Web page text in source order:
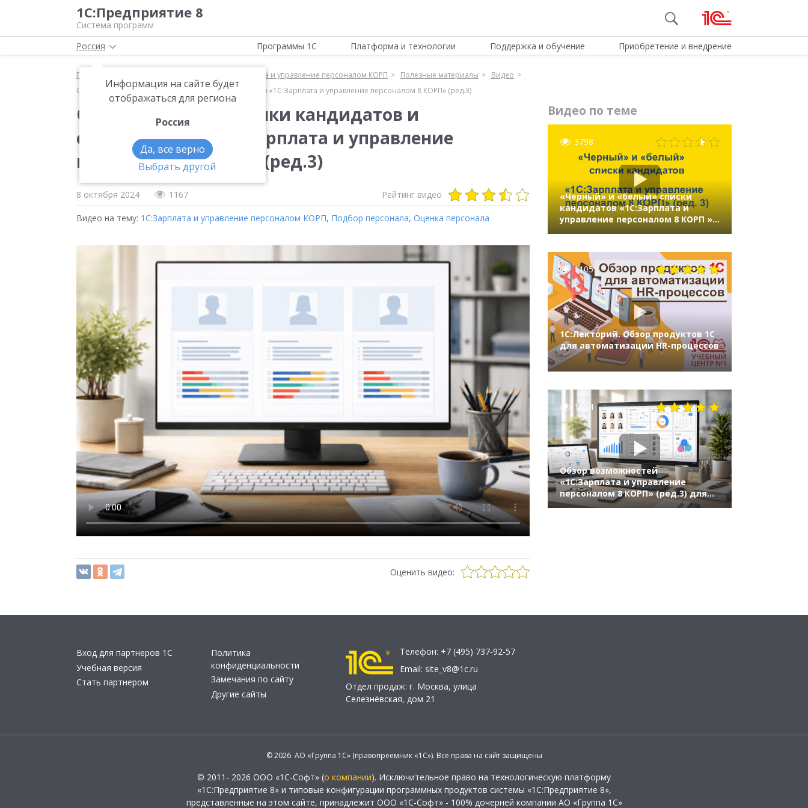
1С:Предприятие 8
Система программ
Россия
Информация на сайте будет
отображаться для региона
Россия
Да, все верно
Выбрать другой
Программы 1С Платформа и технологии Поддержка и обучение Приобретение и внедрение
Главная 1С:Зарплата и управление персоналом КОРП Полезные материалы
Видео
О возможностях оценки кандидатов и сотрудников в «1С:Зарплата и управление персоналом 8 КОРП» (ред.3)
О возможностях оценки кандидатов и
сотрудников в «1С:Зарплата и управление
персоналом 8 КОРП» (ред.3)
8 октября 2024 1167 Рейтинг видео
Видео на тему: 1С:Зарплата и управление персоналом КОРП, Подбор персонала, Оценка персонала
Оценить видео:
Видео по теме
3798
«Черный» и «белый» списки
кандидатов «1C:Зарплата и
управление персоналом 8 КОРП »
1105
1С:Лекторий. Обзор продуктов 1С
для автоматизации HR-процессов
1654
Обзор возможностей
«1С:Зарплата и управление
персоналом 8 КОРП» (ред.3) для
HR
Вход для партнеров 1С
Учебная версия
Стать партнером
Политика
конфиденциальности
Замечания по сайту
Другие сайты
Телефон: +7 (495) 737-92-57
Email: site_v8@1c.ru
Отдел продаж: г. Москва, улица
Селезнёвская, дом 21
© 2026 АО «Группа 1С» (правопреемник «1С»). Все права на сайт защищены
© 2011- 2026 ООО «1С-Софт» (о компании). Исключительное право на технологическую платформу
«1С:Предприятие 8» и типовые конфигурации программных продуктов системы «1С:Предприятие 8»,
представленные на этом сайте, принадлежит ООО «1С-Софт» - 100% дочерней компании АО «Группа 1С»